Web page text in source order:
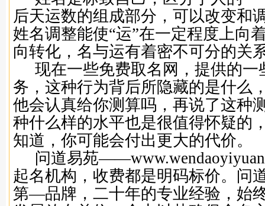
后天运数的组成部分，可以改变和
姓名调整能使“运”在一定程度上向
向转化，名与运有着密不可分的关
现在一些免费取名网，提供的一
务，这种行为背后所隐藏的是什么
他会认真给你测算吗，再说了这种
种什么样的水平也是很值得怀疑的
知道，你可能会付出更大的代价。
问道易苑——
起名机构，收费都是明码标价。问
第—品牌，二十年的专业经验，始